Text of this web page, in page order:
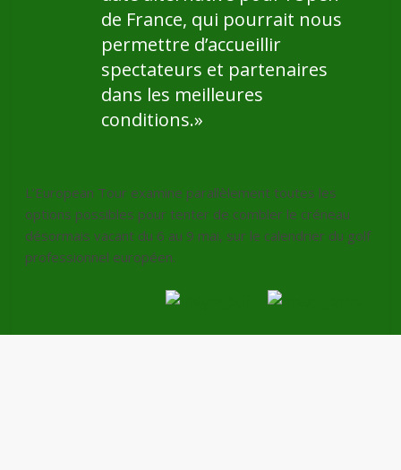
de France, qui pourrait nous
permettre d’accueillir
spectateurs et partenaires
dans les meilleures
conditions.»
L’European Tour examine parallèlement toutes les
options possibles pour tenter de combler le créneau
désormais vacant du 6 au 9 mai, sur le calendrier du golf
professionnel européen.